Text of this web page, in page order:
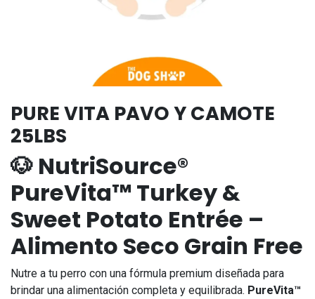
PURE VITA PAVO Y CAMOTE
25LBS
🐶 NutriSource®
PureVita™ Turkey &
Sweet Potato Entrée –
Alimento Seco Grain Free
Nutre a tu perro con una fórmula premium diseñada para
brindar una alimentación completa y equilibrada. PureVita™